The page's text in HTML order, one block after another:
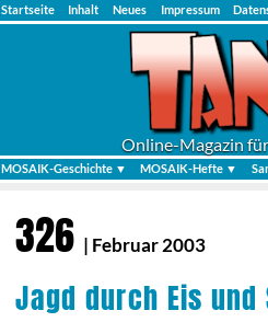
Startseite Inhalt Neues Impressum
Online-Magazin
MOSAIK-Geschichte ▼ MOSAIK-Hefte ▼
326 | Februar 2003
Jagd durch Eis und